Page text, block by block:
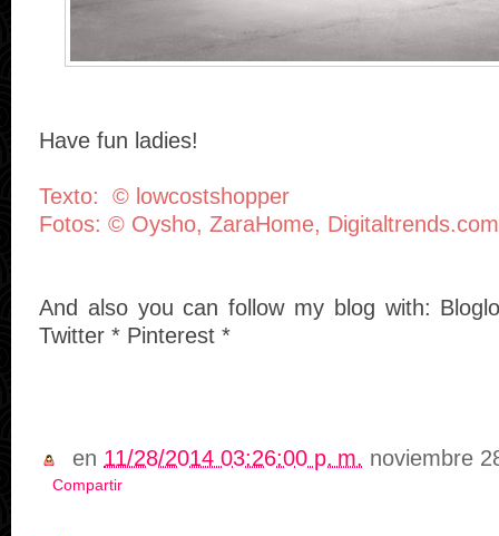
Have fun ladies!
Texto: © lowcostshopper
Fotos: © Oysho, ZaraHome, Digitaltrends.com
And also you can follow my blog with:
Twitter * Pinterest *
en 11/28/2014 03:26:00 p. m. noviembre
Compartir